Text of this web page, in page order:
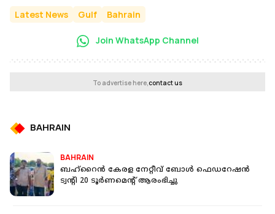
Latest News Gulf Bahrain
Join WhatsApp Channel
To advertise here,contact us
BAHRAIN
BAHRAIN
ബഹ്‌റൈൻ കേരള നേറ്റീവ് ബോൾ ഫെഡറേഷൻ
ട്വന്റി 20 ടൂർണമെന്റ് ആരംഭിച്ചു